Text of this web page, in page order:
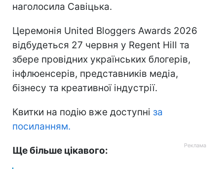
наголосила Савіцька.
Церемонія United Bloggers Awards 2026
відбудеться 27 червня у Regent Hill та
збере провідних українських блогерів,
інфлюенсерів, представників медіа,
бізнесу та креативної індустрії.
Квитки на подію вже доступні за
посиланням.
Ще більше цікавого: